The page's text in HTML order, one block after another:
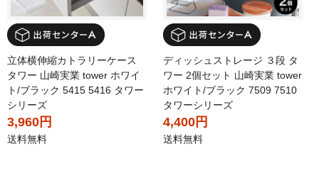
立体横伸縮カトラリーケース
タワー 山崎実業 tower ホワイ
ト/ブラック 5415 5416 タワー
シリーズ
3,960円
送料無料
ディッシュストレージ ３段 タ
ワー 2個セット 山崎実業 tower
ホワイト/ブラック 7509 7510
タワーシリーズ
4,400円
送料無料